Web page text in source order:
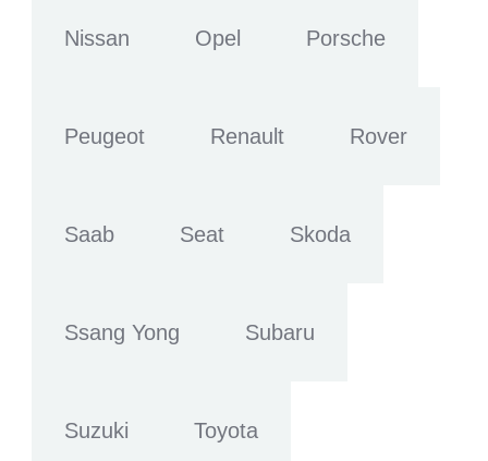
Nissan Opel Porsche
Peugeot Renault Rover
Saab Seat Skoda
Ssang Yong Subaru
Suzuki Toyota